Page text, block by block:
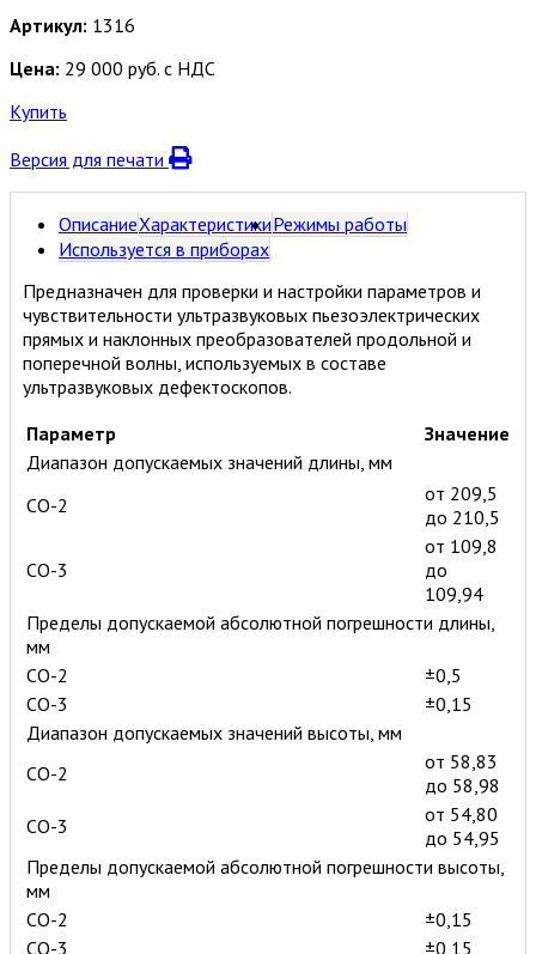
Артикул: 1316
Цена: 29 000 руб. с НДС
Купить
Версия для печати
ОписаниеХарактеристикиРежимы работы
Используется в приборах
Предназначен для проверки и настройки параметров и
чувствительности ультразвуковых пьезоэлектрических
прямых и наклонных преобразователей продольной и
поперечной волны, используемых в составе
ультразвуковых дефектоскопов.
Параметр
Значение
Диапазон допускаемых значений длины, мм
СО-2
от 209,5
до 210,5
СО-3
от 109,8
до
109,94
Пределы допускаемой абсолютной погрешности длины,
мм
СО-2
±0,5
СО-3
±0,15
Диапазон допускаемых значений высоты, мм
СО-2
от 58,83
до 58,98
СО-3
от 54,80
до 54,95
Пределы допускаемой абсолютной погрешности высоты,
мм
СО-2
±0,15
СО-3
±0,15